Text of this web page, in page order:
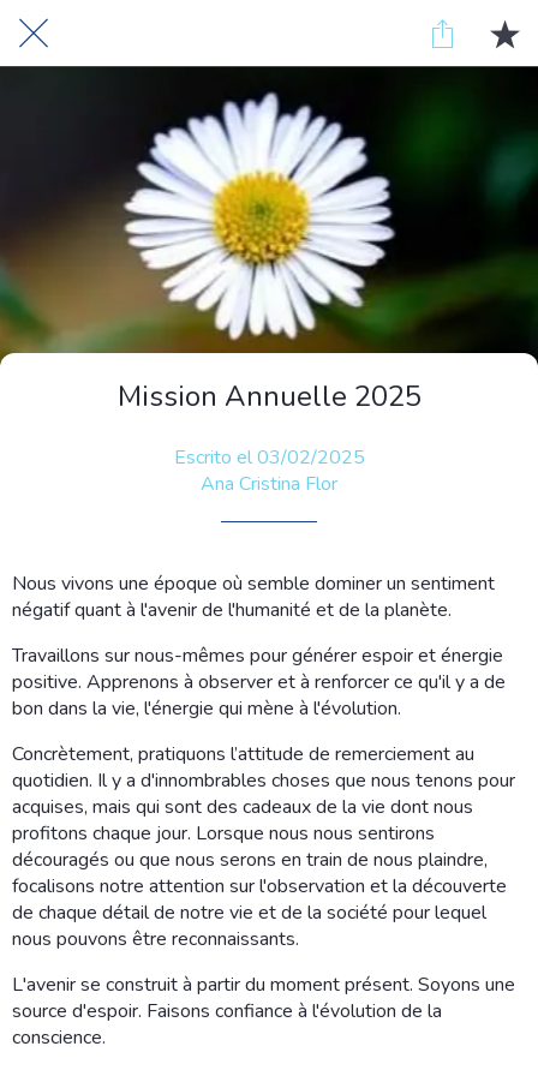
Mission Annuelle 2025
Escrito el 03/02/2025
Ana Cristina Flor
Nous vivons une époque où semble dominer un sentiment
négatif quant à l'avenir de l'humanité et de la planète.
Travaillons sur nous-mêmes pour générer espoir et énergie
positive. Apprenons à observer et à renforcer ce qu'il y a de
bon dans la vie, l'énergie qui mène à l'évolution.
Concrètement, pratiquons l’attitude de remerciement au
quotidien. Il y a d'innombrables choses que nous tenons pour
acquises, mais qui sont des cadeaux de la vie dont nous
profitons chaque jour. Lorsque nous nous sentirons
découragés ou que nous serons en train de nous plaindre,
focalisons notre attention sur l'observation et la découverte
de chaque détail de notre vie et de la société pour lequel
nous pouvons être reconnaissants.
L'avenir se construit à partir du moment présent. Soyons une
source d'espoir. Faisons confiance à l'évolution de la
conscience.